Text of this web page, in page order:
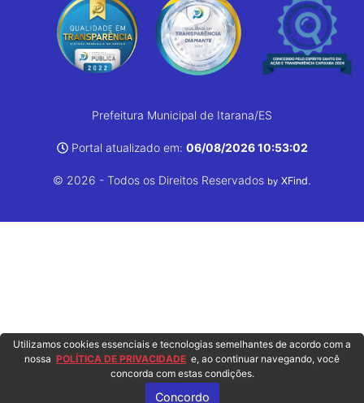
Prefeitura Municipal de Itarana/ES
Portal atualizado em: 06/08/2026 10:53:02
© 2026 - Todos os Direitos Reservados by XFind.
Utilizamos cookies essenciais e tecnologias semelhantes de acordo com a
nossa POLÍTICA DE PRIVACIDADE e, ao continuar navegando, você
concorda com estas condições.
Concordo